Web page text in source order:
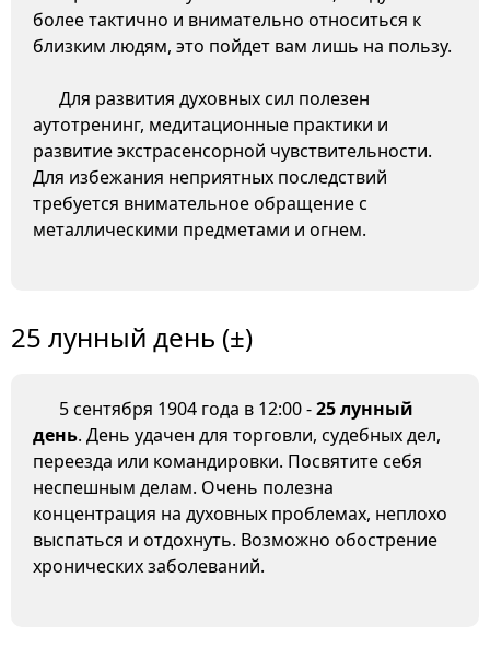
более тактично и внимательно относиться к
близким людям, это пойдет вам лишь на пользу.
Для развития духовных сил полезен
аутотренинг, медитационные практики и
развитие экстрасенсорной чувствительности.
Для избежания неприятных последствий
требуется внимательное обращение с
металлическими предметами и огнем.
25 лунный день (±)
5 сентября 1904 года в 12:00 -25 лунный
день. День удачен для торговли, судебных дел,
переезда или командировки. Посвятите себя
неспешным делам. Очень полезна
концентрация на духовных проблемах, неплохо
выспаться и отдохнуть. Возможно обострение
хронических заболеваний.